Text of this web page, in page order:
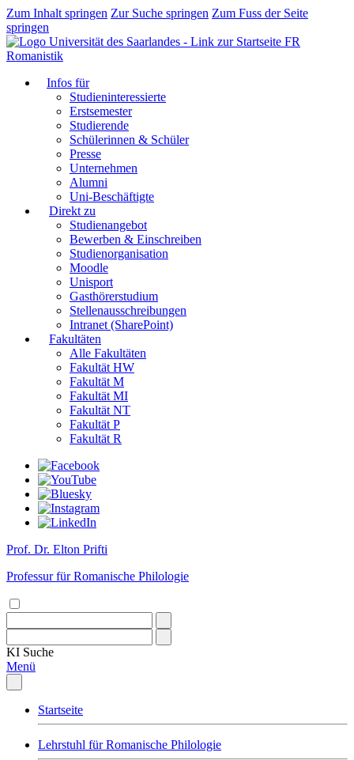
Zum Inhalt springen Zur Suche springen Zum Fuss der Seite
springen
FR
Romanistik
Infos für
Studieninteressierte
Erstsemester
Studierende
Schülerinnen & Schüler
Presse
Unternehmen
Alumni
Uni-Beschäftigte
Direkt zu
Studienangebot
Bewerben & Einschreiben
Studienorganisation
Moodle
Unisport
Gasthörerstudium
Stellenausschreibungen
Intranet (SharePoint)
Fakultäten
Alle Fakultäten
Fakultät HW
Fakultät M
Fakultät MI
Fakultät NT
Fakultät P
Fakultät R
Prof. Dr. Elton Prifti
Professur für Romanische Philologie
KI Suche
Menü
Startseite
Lehrstuhl für Romanische Philologie